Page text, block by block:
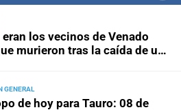
con:
los vecinos de Venado
murieron tras la caída de un
GENERAL
de hoy para Tauro: 08 de